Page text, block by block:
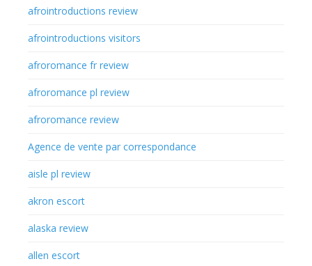
afrointroductions review
afrointroductions visitors
afroromance fr review
afroromance pl review
afroromance review
Agence de vente par correspondance
aisle pl review
akron escort
alaska review
allen escort